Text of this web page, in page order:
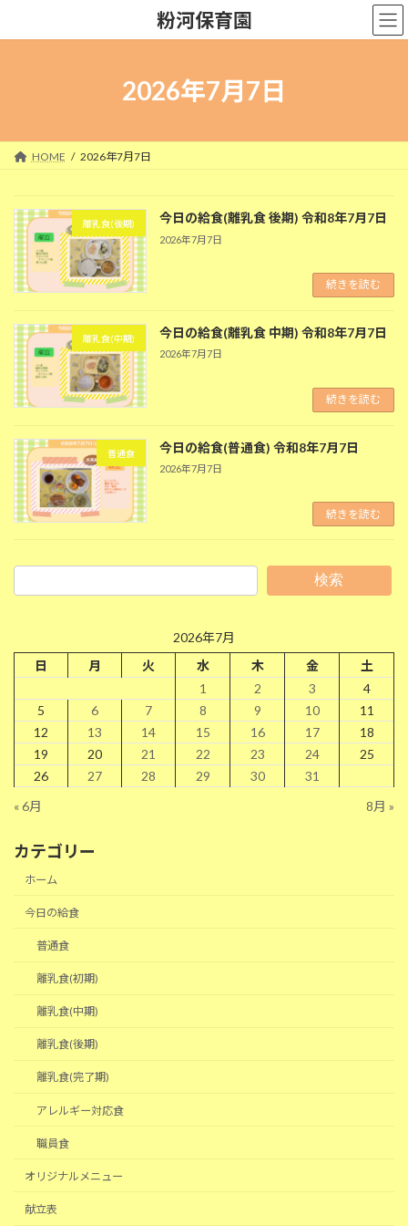
粉河保育園
2026年7月7日
HOME 2026年7月7日
離乳食(後期) 今日の給食(離乳食 後期) 令和8年7月7日
2026年7月7日
続きを読む
離乳食(中期) 今日の給食(離乳食 中期) 令和8年7月7日
2026年7月7日
続きを読む
普通食 今日の給食(普通食) 令和8年7月7日
2026年7月7日
続きを読む
検索
2026年7月
日
月 火 水 木 金
土
1
2 3
4
5
6 7 8 9 10
11
12
13 14 15 16 17
18
19
20 21 22 23 24
25
26
27 28 29 30
31
« 6月
8月 »
カテゴリー
ホーム
今日の給食
普通食
離乳食(初期)
離乳食(中期)
離乳食(後期)
離乳食(完了期)
アレルギー対応食
職員食
オリジナルメニュー
献立表